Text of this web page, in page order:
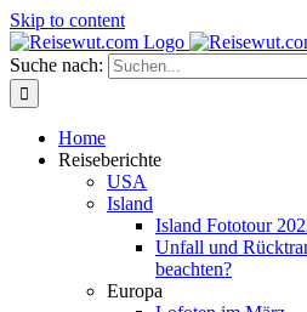
Skip to content
Suche nach:
Home
Reiseberichte
USA
Island
Island Fototour
Unfall und
beachten?
Europa